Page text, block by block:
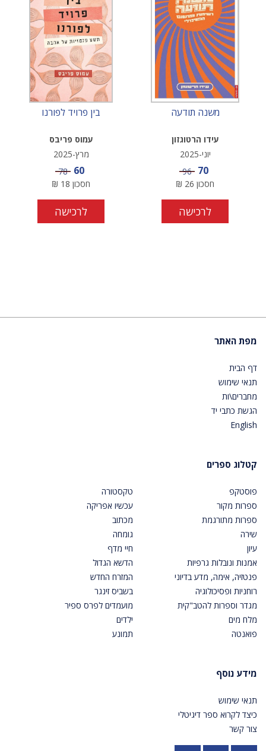
משנה תודעה
עידו הרטוגזון
יוני-2025
מחיר מבצע
70 מחיר
96
חסכון 26
₪
לרכישה
בין פרויד לפורנו
עמוס פריבס
מרץ-2025
מחיר מבצע
60 מחיר
78
חסכון 18
₪
לרכישה
מפת האתר
דף הבית
תנאי שימוש
מחברים\ות
הגשת כתבי יד
English
קטלוג ספרים
פוסטקפ
ספרות מקור
ספרות מתורגמת
שירה
עיון
אמנות ונובלות גרפיות
פנטזיה, אימה, מדע בדיוני
רוחניות ופסיכולוגיה
מגדר וספרות להטב"קית
מלח מים
פואנטה
טקסטורה
עכשיו אפריקה
מכתוב
גומחה
חיי מדף
הדשא הגדול
המזרח החדש
בשביס זינגר
מועמדים לפרס ספיר
ילדים
תמונע
מידע נוסף
תנאי שימוש
כיצד לקרוא ספר דיגיטלי
צור קשר